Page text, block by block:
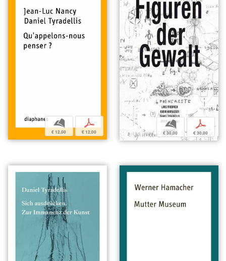
b
€ 12,00
p
€ 12,00
b
€ 30,00
p
€ 30,00